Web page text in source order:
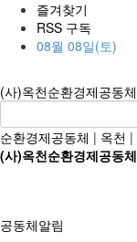
즐겨찾기
RSS 구독
08월 08일(토)
(사)옥천순환경제공동체
순환경제공동체 | 옥천 |
(사)옥천순환경제공동체
공동체알림